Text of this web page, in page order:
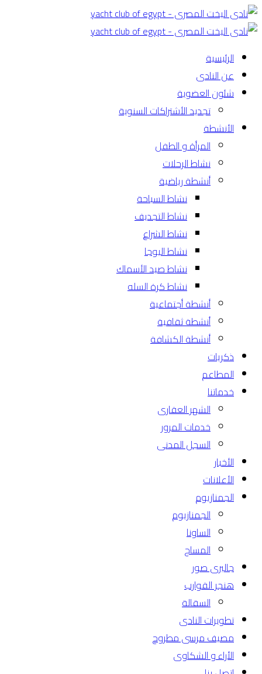
الرئيسية
عن النادى
شئون العضوية
تجديد الأشتراكات السنوية
الأنشطة
المرأة و الطفل
نشاط الرحلات
أنشطة رياضية
نشاط السباحة
نشاط التجديف
نشاط الشراع
نشاط اليوجا
نشاط صيد الأسماك
نشاط كرة السله
أنشطة أجتماعية
أنشطة ثقافية
أنشطة الكشافة
ذكريات
المطاعم
خدماتنا
الشهر العقارى
خدمات المرور
السجل المدنى
الأخبار
الأعلانات
الجمنازيوم
الجمنازيوم
الساونا
المساج
جاليرى صور
هنجر القوارب
السقالة
تطويرات النادى
مصيف مرسى مطروح
الأراء و الشكاوى